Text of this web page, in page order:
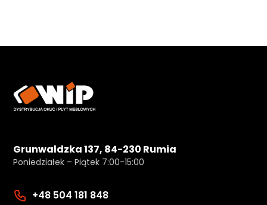
Grunwaldzka 137, 84-230 Rumia
Poniedziałek – Piątek 7:00-15:00
+48 504 181 848